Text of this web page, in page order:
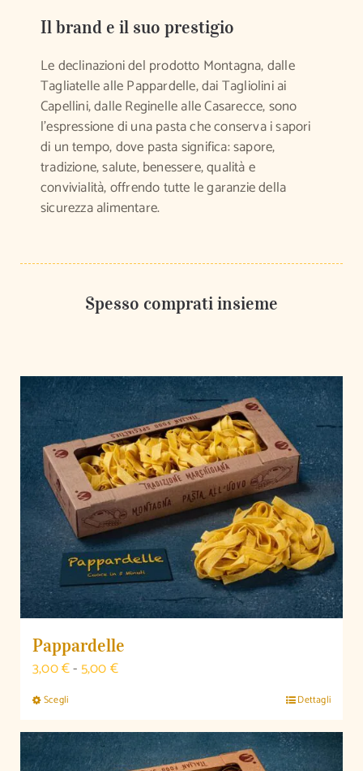
Il brand e il suo prestigio
Le declinazioni del prodotto Montagna, dalle
Tagliatelle alle Pappardelle, dai Tagliolini ai
Capellini, dalle Reginelle alle Casarecce, sono
l’espressione di una pasta che conserva i sapori
di un tempo, dove pasta significa: sapore,
tradizione, salute, benessere, qualità e
convivialità, offrendo tutte le garanzie della
sicurezza alimentare.
Spesso comprati insieme
Pappardelle
3,00€-5,00€Fascia
da
3,00 €
ScegliQuesto
prodotto
Dettagli